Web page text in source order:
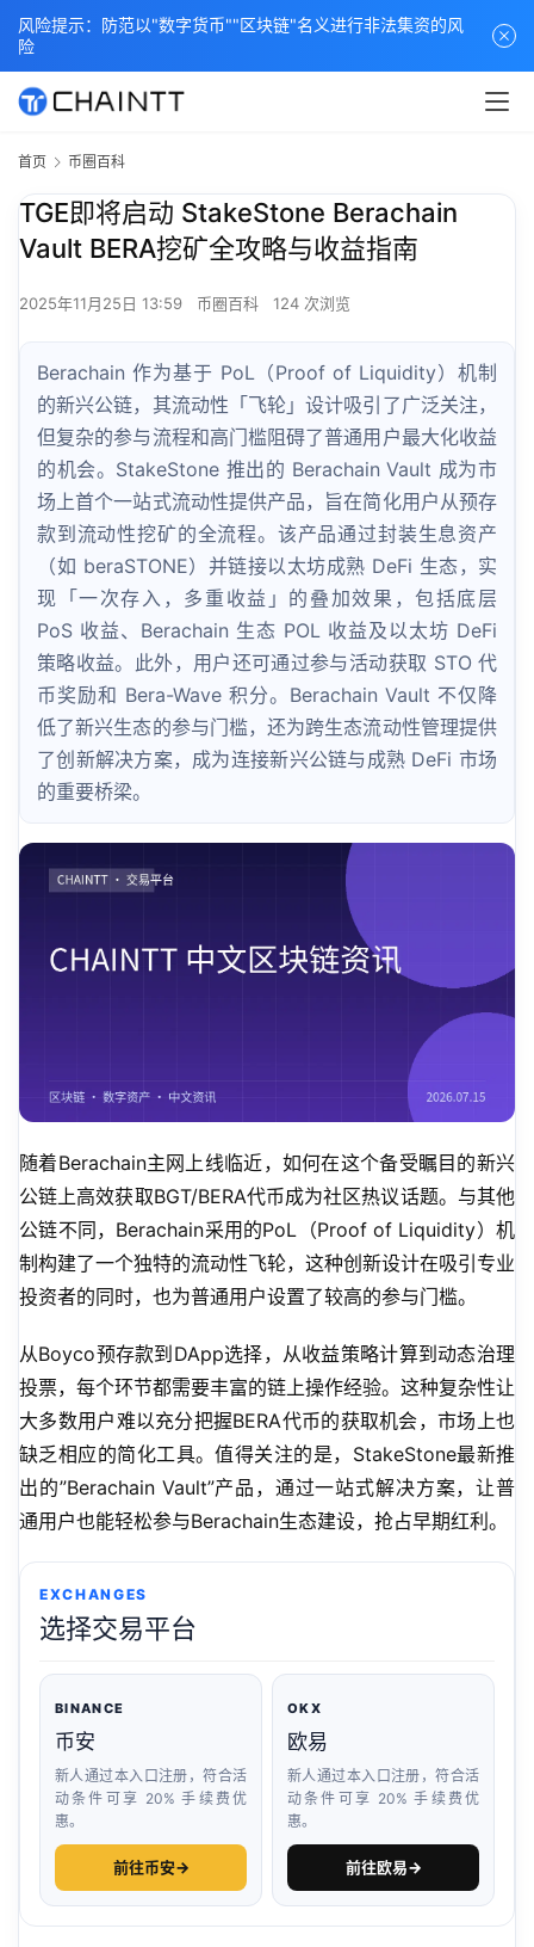
首页 币圈百科
TGE即将启动 StakeStone Berachain
Vault BERA挖矿全攻略与收益指南
2025年11月25日 13:59 币圈百科 124 次浏览
Berachain 作为基于 PoL（Proof of Liquidity）机制
的新兴公链，其流动性「飞轮」设计吸引了广泛关注，
但复杂的参与流程和高门槛阻碍了普通用户最大化收益
的机会。StakeStone 推出的 Berachain Vault 成为市
场上首个一站式流动性提供产品，旨在简化用户从预存
款到流动性挖矿的全流程。该产品通过封装生息资产
（如 beraSTONE）并链接以太坊成熟 DeFi 生态，实
现「一次存入，多重收益」的叠加效果，包括底层
PoS 收益、Berachain 生态 POL 收益及以太坊 DeFi
策略收益。此外，用户还可通过参与活动获取 STO 代
币奖励和 Bera-Wave 积分。Berachain Vault 不仅降
低了新兴生态的参与门槛，还为跨生态流动性管理提供
了创新解决方案，成为连接新兴公链与成熟 DeFi 市场
的重要桥梁。
随着Berachain主网上线临近，如何在这个备受瞩目的新兴
公链上高效获取BGT/BERA代币成为社区热议话题。与其他
公链不同，Berachain采用的PoL（Proof of Liquidity）机
制构建了一个独特的流动性飞轮，这种创新设计在吸引专业
投资者的同时，也为普通用户设置了较高的参与门槛。
从Boyco预存款到DApp选择，从收益策略计算到动态治理
投票，每个环节都需要丰富的链上操作经验。这种复杂性让
大多数用户难以充分把握BERA代币的获取机会，市场上也
缺乏相应的简化工具。值得关注的是，StakeStone最新推
出的”Berachain Vault”产品，通过一站式解决方案，让普
通用户也能轻松参与Berachain生态建设，抢占早期红利。
EXCHANGES
选择交易平台
BINANCE
币安
新人通过本入口注册，符合活
动条件可享 20% 手续费优
惠。
前往币安→
OKX
欧易
新人通过本入口注册，符合活
动条件可享 20% 手续费优
惠。
前往欧易→
风险提示：防范以"数字货币""区块链"名义进行非法集资的风
险